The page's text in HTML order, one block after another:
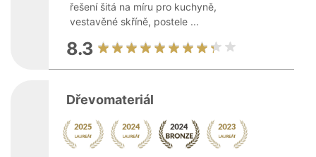
řešení šitá na míru pro kuchyně,
vestavěné skříně, postele ...
8.3
Dřevomateriál